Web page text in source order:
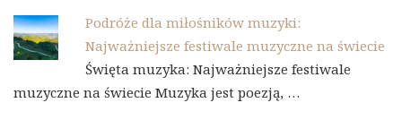
Podróże dla miłośników muzyki:
Najważniejsze festiwale muzyczne na świecie
Święta muzyka: Najważniejsze festiwale
muzyczne na świecie Muzyka jest poezją, …